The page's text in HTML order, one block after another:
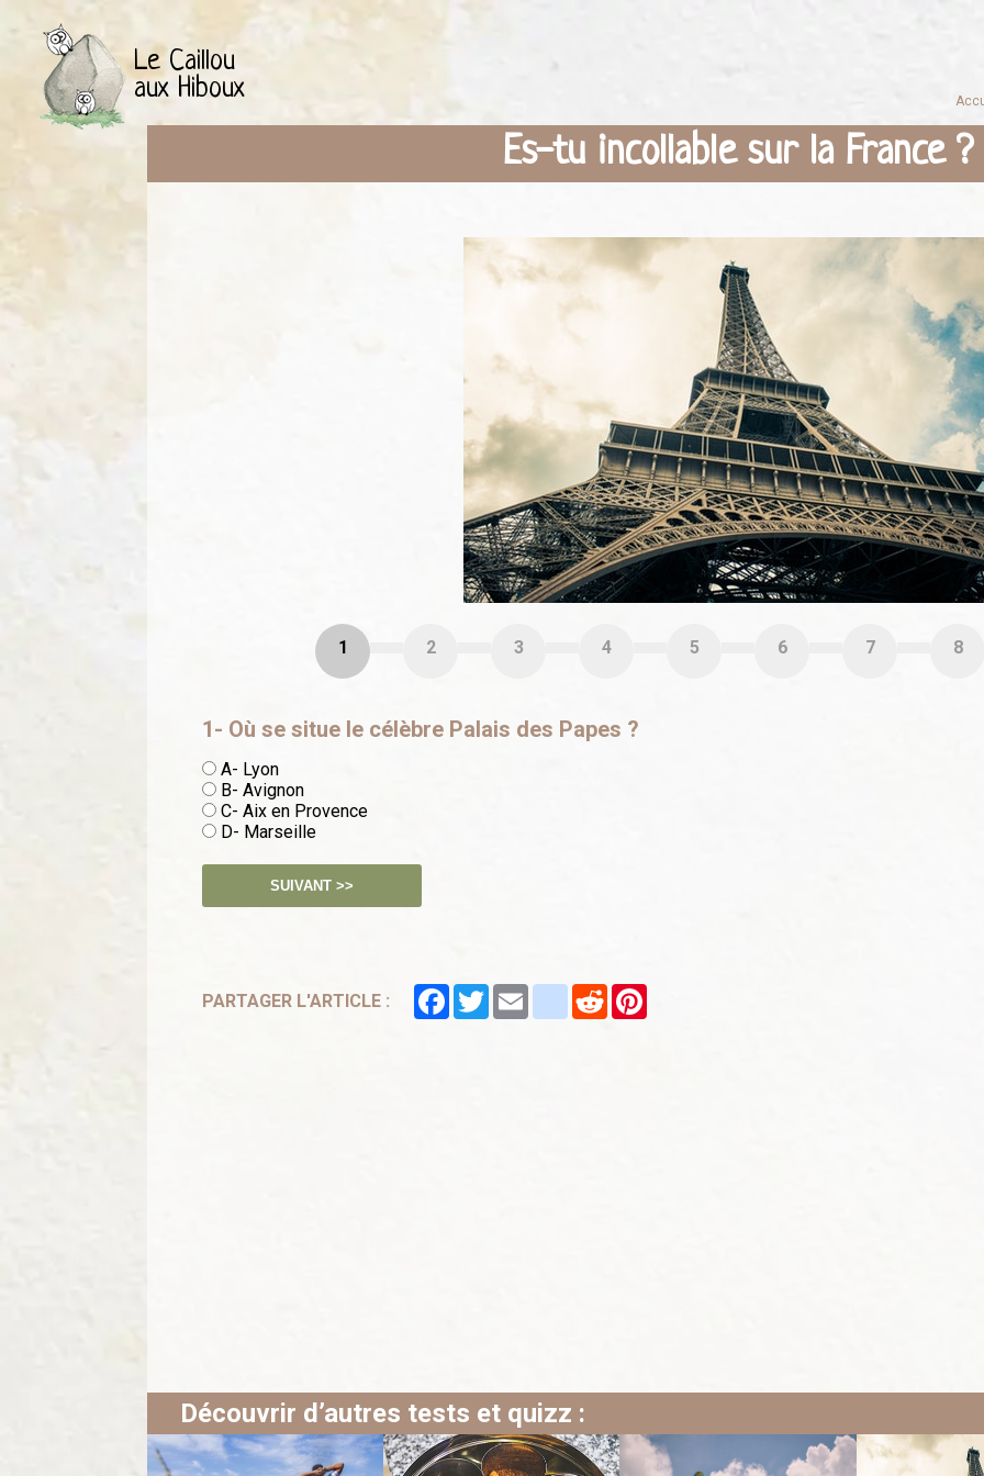
Le Caillou
aux Hiboux
Es-tu incollable sur la France ?
1 2 3 4 5 6 7 8
1- Où se situe le célèbre Palais des Papes ?
A- Lyon
B- Avignon
C- Aix en Provence
D- Marseille
SUIVANT >>
PARTAGER L'ARTICLE : Facebook
TwitterEmail blogger_post
Reddit
Découvrir d’autres tests et quizz :